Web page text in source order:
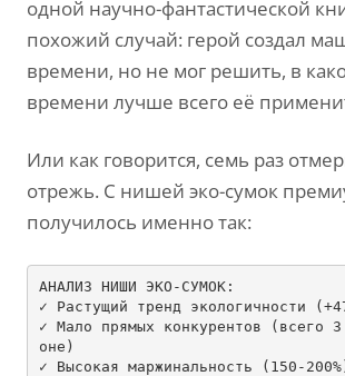
одной научно-фантастической
похожий случай: герой создал
времени, но не мог решить, в
времени лучше всего её
Или как говорится, семь раз
отрежь. С нишей эко-сумок
получилось именно так:
АНАЛИЗ НИШИ ЭКО-СУМОК:
✓ Растущий тренд экологичности
✓ Мало прямых конкурентов
(всего
оне)
✓ Высокая маржинальность
(150-